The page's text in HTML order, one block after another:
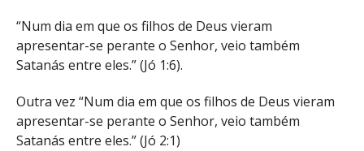
“Num dia em que os filhos de Deus vieram
apresentar-se perante o Senhor, veio também
Satanás entre eles.” (Jó 1:6).
Outra vez “Num dia em que os filhos de Deus vieram
apresentar-se perante o Senhor, veio também
Satanás entre eles.” (Jó 2:1)